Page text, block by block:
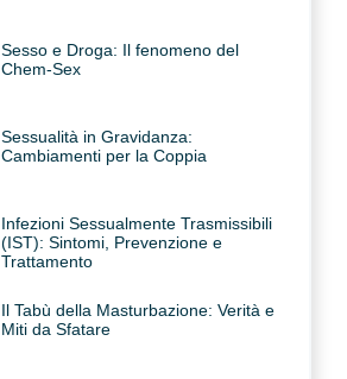
Sesso e Droga: Il fenomeno del
Chem-Sex
Sessualità in Gravidanza:
Cambiamenti per la Coppia
Infezioni Sessualmente Trasmissibili
(IST): Sintomi, Prevenzione e
Trattamento
Il Tabù della Masturbazione: Verità e
Miti da Sfatare